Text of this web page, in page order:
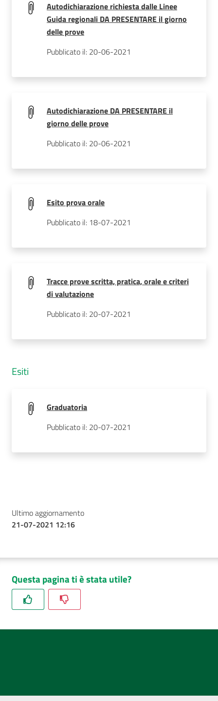
Autodichiarazione richiesta dalle Linee
Guida regionali DA PRESENTARE il giorno
delle prove
Pubblicato il: 20-06-2021
Autodichiarazione DA PRESENTARE il
giorno delle prove
Pubblicato il: 20-06-2021
Esito prova orale
Pubblicato il: 18-07-2021
Tracce prove scritta, pratica, orale e criteri
di valutazione
Pubblicato il: 20-07-2021
Esiti
Graduatoria
Pubblicato il: 20-07-2021
Ultimo aggiornamento
21-07-2021 12:16
Questa pagina ti è stata utile?